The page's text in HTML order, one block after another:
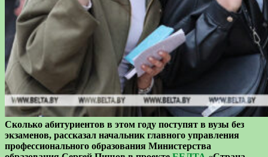
Сколько абитуриентов в этом году поступят в вузы без
экзаменов, рассказал начальник главного управления
профессионального образования Министерства